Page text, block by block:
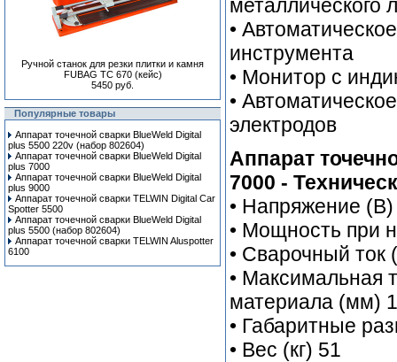
Ручной станок для резки плитки и камня
FUBAG TC 670 (кейс)
5450 руб.
Популярные товары
Аппарат точечной сварки BlueWeld Digital
plus 5500 220v (набор 802604)
Аппарат точечной сварки BlueWeld Digital
plus 7000
Аппарат точечной сварки BlueWeld Digital
plus 9000
Аппарат точечной сварки TELWIN Digital Car
Spotter 5500
Аппарат точечной сварки BlueWeld Digital
plus 5500 (набор 802604)
Аппарат точечной сварки TELWIN Aluspotter
6100
металлического
•
инструмента
• Монитор с
•
электродов
Аппарат
7000 -
• Напряжение
• Мощность при
• Сварочный ток
• Максимальная
материала (мм)
• Габаритные
• Вес (кг) 51